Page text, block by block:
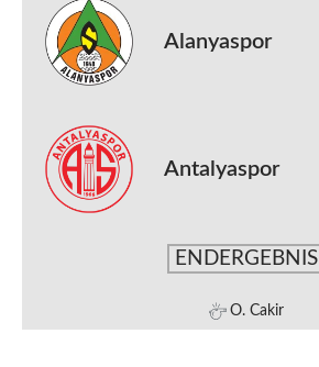
Alanyaspor
Antalyaspor
ENDERGEBNIS
O. Cakir